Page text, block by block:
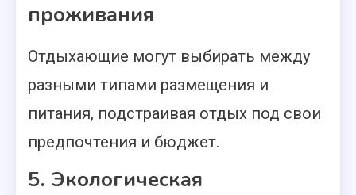
проживания
Отдыхающие могут выбирать между
разными типами размещения и
питания, подстраивая отдых под свои
предпочтения и бюджет.
5. Экологическая